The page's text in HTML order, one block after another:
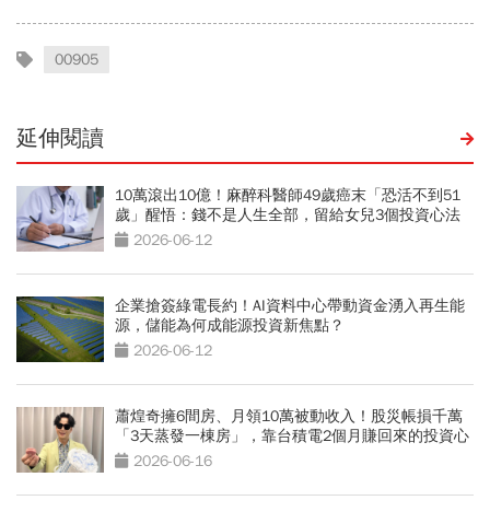
00905
延伸閱讀
10萬滾出10億！麻醉科醫師49歲癌末「恐活不到51
歲」醒悟：錢不是人生全部，留給女兒3個投資心法
2026-06-12
企業搶簽綠電長約！AI資料中心帶動資金湧入再生能
源，儲能為何成能源投資新焦點？
2026-06-12
蕭煌奇擁6間房、月領10萬被動收入！股災帳損千萬
「3天蒸發一棟房」，靠台積電2個月賺回來的投資心
法 2026-06-16